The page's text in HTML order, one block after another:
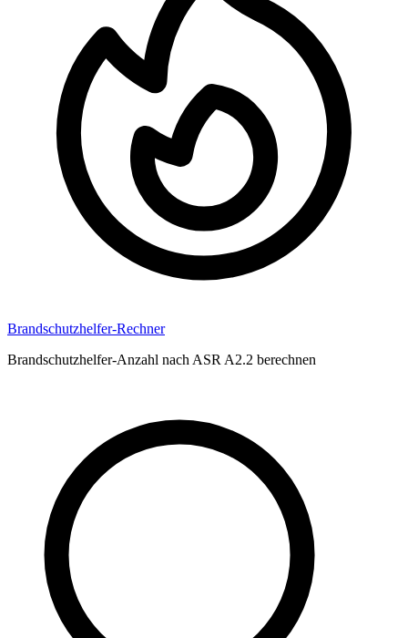
Brandschutzhelfer-Rechner
Brandschutzhelfer-Anzahl nach ASR A2.2 berechnen